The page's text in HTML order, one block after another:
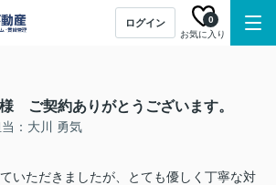
ログイン
お気に入り
0
ご契約ありがとうございます。
：大川 勇気
いただきましたが、とても優しく丁寧な対